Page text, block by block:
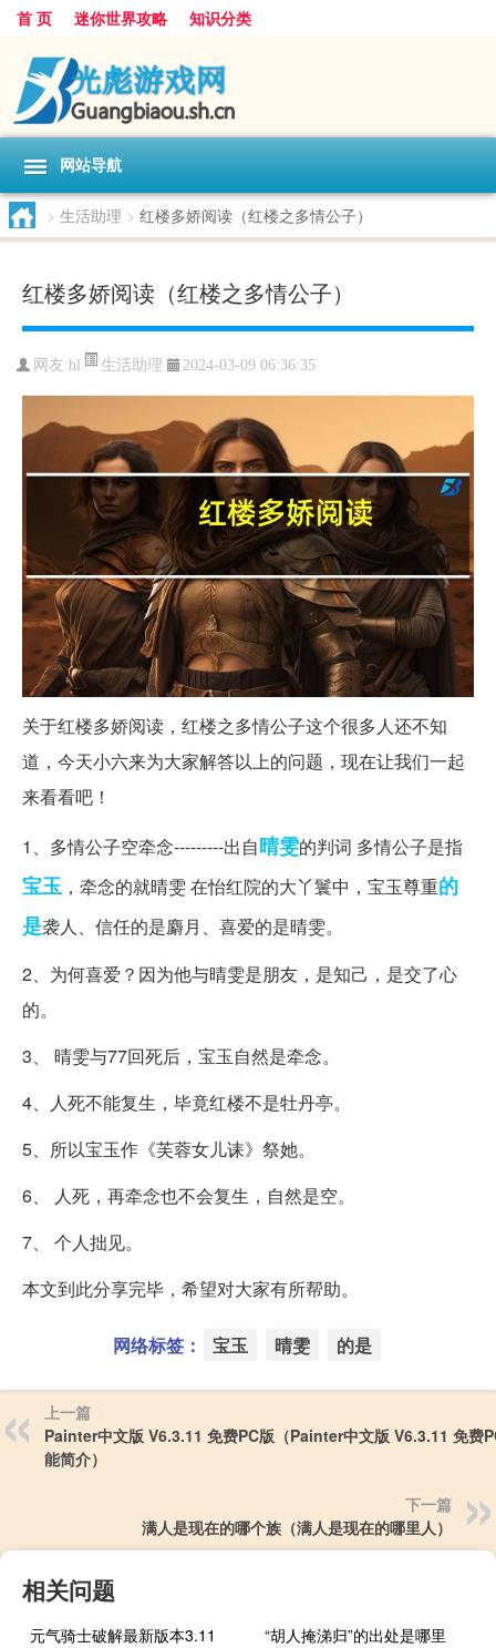
首 页 迷你世界攻略 知识分类
网站导航
> 生活助理 > 红楼多娇阅读（红楼之多情公子）
红楼多娇阅读（红楼之多情公子）
网友:hl 生活助理 2024-03-09 06:36:35
关于红楼多娇阅读，红楼之多情公子这个很多人还不知
道，今天小六来为大家解答以上的问题，现在让我们一起
来看看吧！
1、多情公子空牵念---------出自晴雯的判词 多情公子是指
宝玉 ，牵念的就晴雯 在怡红院的大丫鬟中，宝玉尊重的
是袭人、信任的是麝月、喜爱的是晴雯。
2、为何喜爱？因为他与晴雯是朋友，是知己，是交了心
的。
3、 晴雯与77回死后，宝玉自然是牵念。
4、人死不能复生，毕竟红楼不是牡丹亭。
5、所以宝玉作《芙蓉女儿诔》祭她。
6、 人死，再牵念也不会复生，自然是空。
7、 个人拙见。
本文到此分享完毕，希望对大家有所帮助。
网络标签： 宝玉 晴雯 的是
上一篇
Painter中文版 V6.3.11 免费PC版（Painter中文版 V6.3.11 免费
能简介）
下一篇
满人是现在的哪个族（满人是现在的哪里人）
相关问题
元气骑士破解最新版本3.11
“胡人掩涕归”的出处是哪里